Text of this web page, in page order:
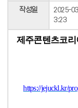
작성일
2025-
3:23
제주콘텐츠코리
https://jejuckl.kr/